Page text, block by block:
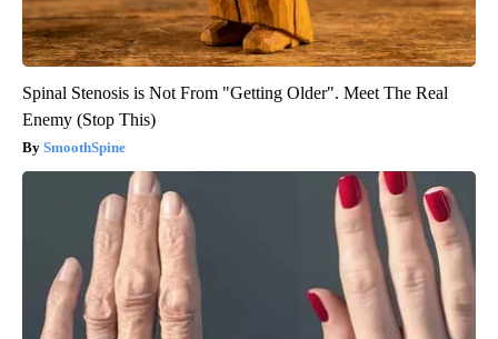
Spinal Stenosis is Not From "Getting Older". Meet The Real
Enemy (Stop This)
SmoothSpine